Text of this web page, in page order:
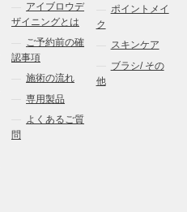
アイブロウデ
ザイニングとは
ご予約前の確
認事項
施術の流れ
専用製品
よくあるご質
問
ポイントメイ
ク
スキンケア
ブラシ/ その
他